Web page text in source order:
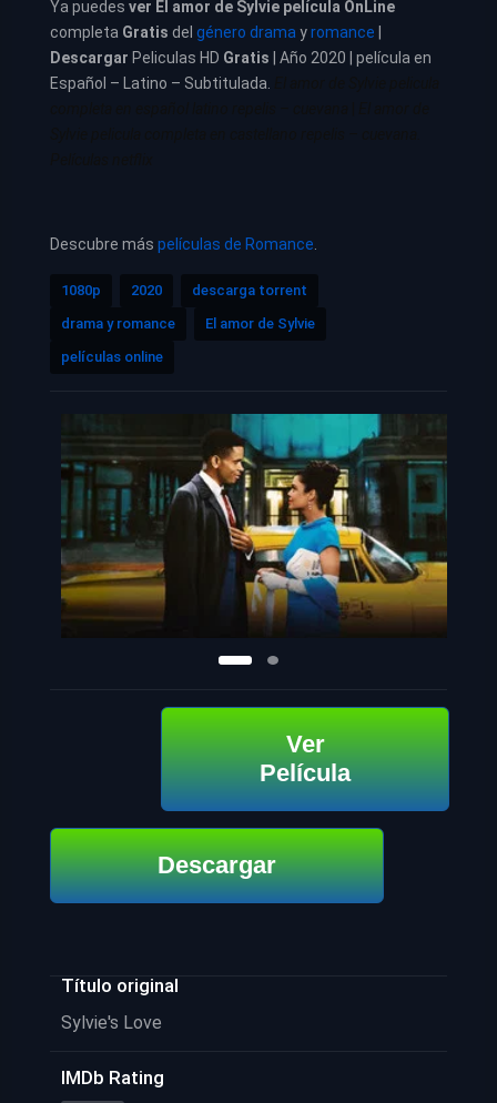
Ya puedes ver El amor de Sylvie película OnLine
completa Gratis del género drama yromance
Descargar Peliculas HD Gratis | Año 2020 | película en
Español – Latino – Subtitulada.
Descubre más películas de Romance
1080p 2020
descarga torrent
drama y romance
El amor de Sylvie
películas online
Ver
Película
Descargar
Título original
Sylvie's Love
IMDb Rating